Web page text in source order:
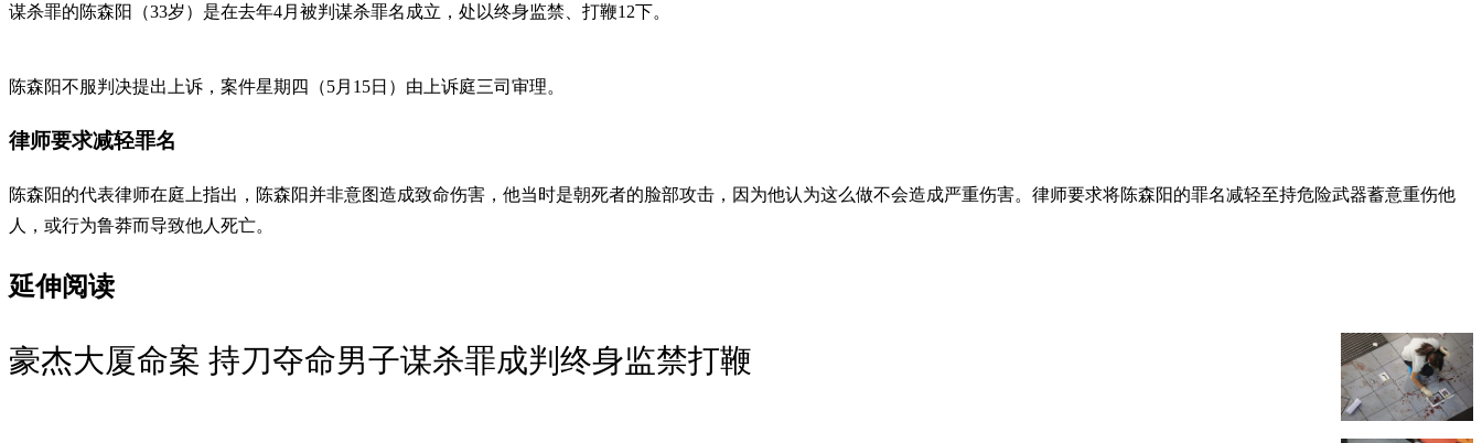
谋杀罪的陈森阳（33岁）是在去年4月被判谋杀罪名成立，处以终身监禁、打鞭12下。
陈森阳不服判决提出上诉，案件星期四（5月15日）由上诉庭三司审理。
律师要求减轻罪名
陈森阳的代表律师在庭上指出，陈森阳并非意图造成致命伤害，他当时是朝死者的脸部攻击，因为他认为这么做不会造成严重伤害。律师要求将陈森阳的罪名减轻至持危险武器蓄意重伤他
人，或行为鲁莽而导致他人死亡。
延伸阅读
豪杰大厦命案 持刀夺命男子谋杀罪成判终身监禁打鞭